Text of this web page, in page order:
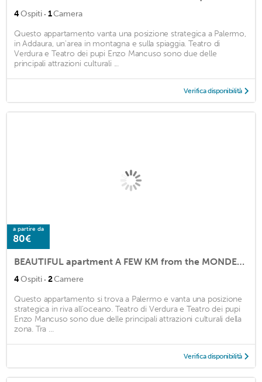
4Ospiti · 1Camera
Questo appartamento vanta una posizione strategica a Palermo,
in Addaura, un'area in montagna e sulla spiaggia. Teatro di
Verdura e Teatro dei pupi Enzo Mancuso sono due delle
principali attrazioni culturali ...
Verifica disponibilità
a partire da
80€
BEAUTIFUL apartment A FEW KM from the MONDELLO BEACH!
4Ospiti · 2Camere
Questo appartamento si trova a Palermo e vanta una posizione
strategica in riva all'oceano. Teatro di Verdura e Teatro dei pupi
Enzo Mancuso sono due delle principali attrazioni culturali della
zona. Tra ...
Verifica disponibilità